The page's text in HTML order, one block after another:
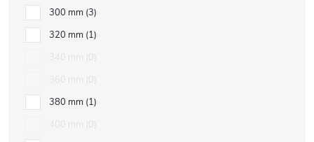
300 mm 3
320 mm 1
380 mm 1